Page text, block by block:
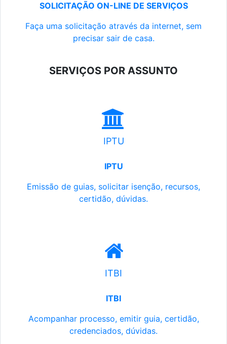
SOLICITAÇÃO ON-LINE DE SERVIÇOS
Faça uma solicitação através da internet, sem
precisar sair de casa.
SERVIÇOS POR ASSUNTO
IPTU
IPTU
Emissão de guias, solicitar isenção, recursos,
certidão, dúvidas.
ITBI
ITBI
Acompanhar processo, emitir guia, certidão,
credenciados, dúvidas.